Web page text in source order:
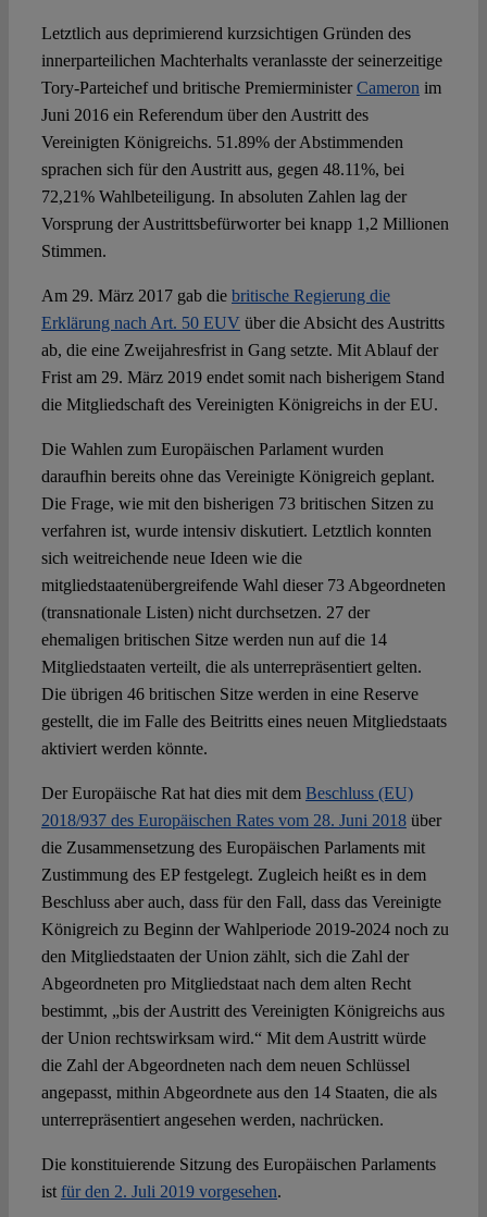
Letztlich aus deprimierend kurzsichtigen Gründen des
innerparteilichen Machterhalts veranlasste der seinerzeitige
Tory-Parteichef und britische PremierministerCameron im
Juni 2016 ein Referendum über den Austritt des
Vereinigten Königreichs. 51.89% der Abstimmenden
sprachen sich für den Austritt aus, gegen 48.11%, bei
72,21% Wahlbeteiligung. In absoluten Zahlen lag der
Vorsprung der Austrittsbefürworter bei knapp 1,2 Millionen
Stimmen.
Am 29. März 2017 gab die britische Regierung die
Erklärung nach Art. 50 EUV über die Absicht des Austritts
ab, die eine Zweijahresfrist in Gang setzte. Mit Ablauf der
Frist am 29. März 2019 endet somit nach bisherigem Stand
die Mitgliedschaft des Vereinigten Königreichs in der EU.
Die Wahlen zum Europäischen Parlament wurden
daraufhin bereits ohne das Vereinigte Königreich geplant.
Die Frage, wie mit den bisherigen 73 britischen Sitzen zu
verfahren ist, wurde intensiv diskutiert. Letztlich konnten
sich weitreichende neue Ideen wie die
mitgliedstaatenübergreifende Wahl dieser 73 Abgeordneten
(transnationale Listen) nicht durchsetzen. 27 der
ehemaligen britischen Sitze werden nun auf die 14
Mitgliedstaaten verteilt, die als unterrepräsentiert gelten.
Die übrigen 46 britischen Sitze werden in eine Reserve
gestellt, die im Falle des Beitritts eines neuen Mitgliedstaats
aktiviert werden könnte.
Der Europäische Rat hat dies mit dem Beschluss (EU)
2018/937 des Europäischen Rates vom 28. Juni 2018über
die Zusammensetzung des Europäischen Parlaments mit
Zustimmung des EP festgelegt. Zugleich heißt es in dem
Beschluss aber auch, dass für den Fall, dass das Vereinigte
Königreich zu Beginn der Wahlperiode 2019-2024 noch zu
den Mitgliedstaaten der Union zählt, sich die Zahl der
Abgeordneten pro Mitgliedstaat nach dem alten Recht
bestimmt, „bis der Austritt des Vereinigten Königreichs aus
der Union rechtswirksam wird.“ Mit dem Austritt würde
die Zahl der Abgeordneten nach dem neuen Schlüssel
angepasst, mithin Abgeordnete aus den 14 Staaten, die als
unterrepräsentiert angesehen werden, nachrücken.
Die konstituierende Sitzung des Europäischen Parlaments
ist für den 2. Juli 2019 vorgesehen.